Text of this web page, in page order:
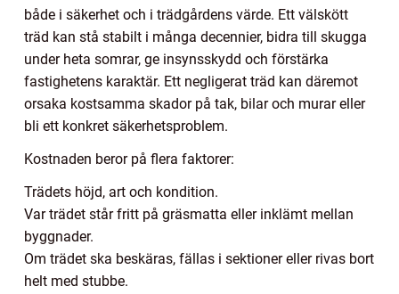
både i säkerhet och i trädgårdens värde. Ett välskött
träd kan stå stabilt i många decennier, bidra till skugga
under heta somrar, ge insynsskydd och förstärka
fastighetens karaktär. Ett negligerat träd kan däremot
orsaka kostsamma skador på tak, bilar och murar eller
bli ett konkret säkerhetsproblem.
Kostnaden beror på flera faktorer:
Trädets höjd, art och kondition.
Var trädet står fritt på gräsmatta eller inklämt mellan
byggnader.
Om trädet ska beskäras, fällas i sektioner eller rivas bort
helt med stubbe.